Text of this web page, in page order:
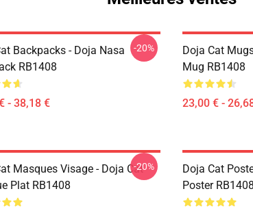
Backpacks - Doja Nasa
RB1408
- 38,18 €
-20%
Doja Cat
Mug RB1408
23,00 € -
Masques Visage - Doja Cat
Plat RB1408
-20%
Doja Cat
Poster RB1408